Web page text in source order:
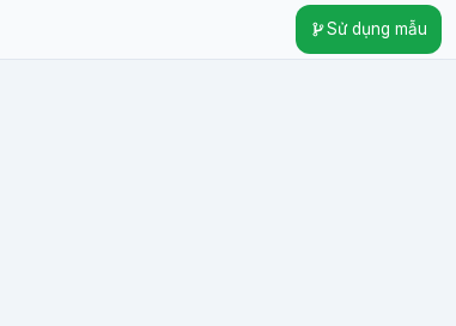
Sử dụng mẫu